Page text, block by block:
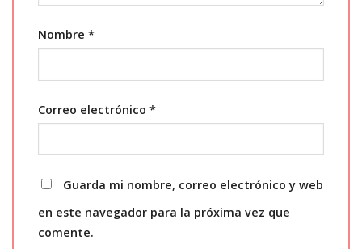
Nombre *
Correo electrónico *
Guarda mi nombre, correo electrónico y web
en este navegador para la próxima vez que
comente.